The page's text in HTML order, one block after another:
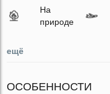
На
природе
ещё
ОСОБЕННОСТИ